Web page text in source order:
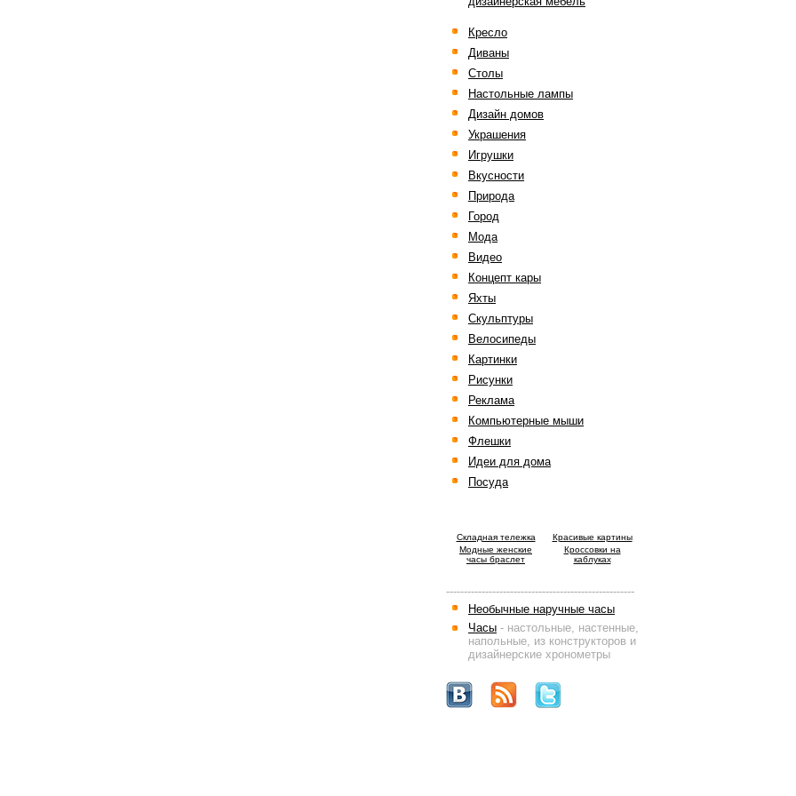
Кресло
Диваны
Столы
Настольные лампы
Дизайн домов
Украшения
Игрушки
Вкусности
Природа
Город
Мода
Видео
Концепт кары
Яхты
Скульптуры
Велосипеды
Картинки
Рисунки
Реклама
Компьютерные мыши
Флешки
Идеи для дома
Посуда
Cкладная тележка
Красивые картины
Модные женские
часы браслет
Кроссовки на
каблуках
-----------------------------------------------------
Необычные наручные часы
Часы - настольные, настенные,
напольные, из конструкторов и
дизайнерские хронометры